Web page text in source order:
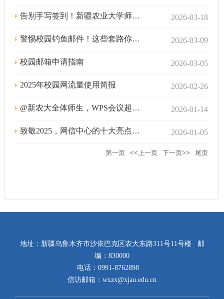
告别手写签到！新疆农业大学师生必备的电子签到秘籍 2026-03-18
警惕校园钓鱼邮件！这些套路你中招了吗？ 2026-03-09
校园邮箱申请指南 2026-03-05
2025年校园网流量使用简报 2026-02-26
@新农大全体师生，WPS会议超强功能已解锁，快来使用吧！ 2026-01-14
致敬2025，网信中心的十大亮点回眸 2026-01-05
第一页 <<上一页 下一页>> 尾页
地址：新疆乌鲁木齐市沙依巴克区农大东路311号11号楼 邮
编：830000
电话：0991-8762898
信访邮箱：wxzx@xjau.edu.cn